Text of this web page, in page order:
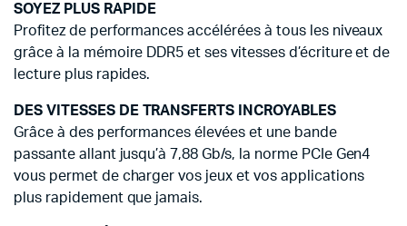
SOYEZ PLUS RAPIDE
Profitez de performances accélérées à tous les niveaux
grâce à la mémoire DDR5 et ses vitesses d’écriture et de
lecture plus rapides.
DES VITESSES DE TRANSFERTS INCROYABLES
Grâce à des performances élevées et une bande
passante allant jusqu’à 7,88 Gb/s, la norme PCIe Gen4
vous permet de charger vos jeux et vos applications
plus rapidement que jamais.